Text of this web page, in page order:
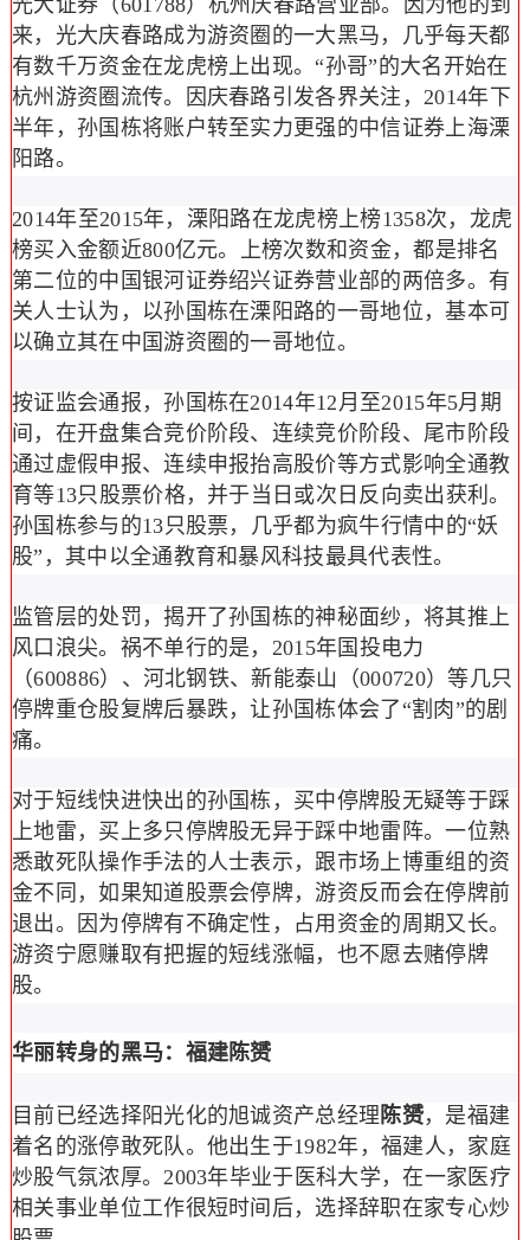
光大证券（601788）杭州庆春路营业部。因为他的到
来，光大庆春路成为游资圈的一大黑马，几乎每天都
有数千万资金在龙虎榜上出现。“孙哥”的大名开始在
杭州游资圈流传。因庆春路引发各界关注，2014年下
半年，孙国栋将账户转至实力更强的中信证券上海溧
阳路。
2014年至2015年，溧阳路在龙虎榜上榜1358次，龙虎
榜买入金额近800亿元。上榜次数和资金，都是排名
第二位的中国银河证券绍兴证券营业部的两倍多。有
关人士认为，以孙国栋在溧阳路的一哥地位，基本可
以确立其在中国游资圈的一哥地位。
按证监会通报，孙国栋在2014年12月至2015年5月期
间，在开盘集合竞价阶段、连续竞价阶段、尾市阶段
通过虚假申报、连续申报抬高股价等方式影响全通教
育等13只股票价格，并于当日或次日反向卖出获利。
孙国栋参与的13只股票，几乎都为疯牛行情中的“妖
股”，其中以全通教育和暴风科技最具代表性。
监管层的处罚，揭开了孙国栋的神秘面纱，将其推上
风口浪尖。祸不单行的是，2015年国投电力
（600886）、河北钢铁、新能泰山（000720）等几只
停牌重仓股复牌后暴跌，让孙国栋体会了“割肉”的剧
痛。
对于短线快进快出的孙国栋，买中停牌股无疑等于踩
上地雷，买上多只停牌股无异于踩中地雷阵。一位熟
悉敢死队操作手法的人士表示，跟市场上博重组的资
金不同，如果知道股票会停牌，游资反而会在停牌前
退出。因为停牌有不确定性，占用资金的周期又长。
游资宁愿赚取有把握的短线涨幅，也不愿去赌停牌
股。
华丽转身的黑马：福建陈赟
目前已经选择阳光化的旭诚资产总经理 陈赟，是福建
着名的涨停敢死队。他出生于1982年，福建人，家庭
炒股气氛浓厚。2003年毕业于医科大学，在一家医疗
相关事业单位工作很短时间后，选择辞职在家专心炒